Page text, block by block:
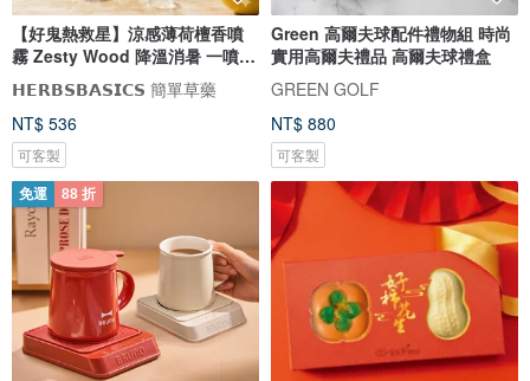
【好鬼熱救星】涼感薄荷檀香噴
霧 Zesty Wood 降溫消暑 一噴即
爽
𝗛𝗘𝗥𝗕𝗦𝗕𝗔𝗦𝗜𝗖𝗦 簡單草藥
NT$ 536
可客製
Green 高爾夫球配件禮物組 時尚
實用高爾夫禮品 高爾夫球禮盒
GREEN GOLF
NT$ 880
可客製
免運 88 折